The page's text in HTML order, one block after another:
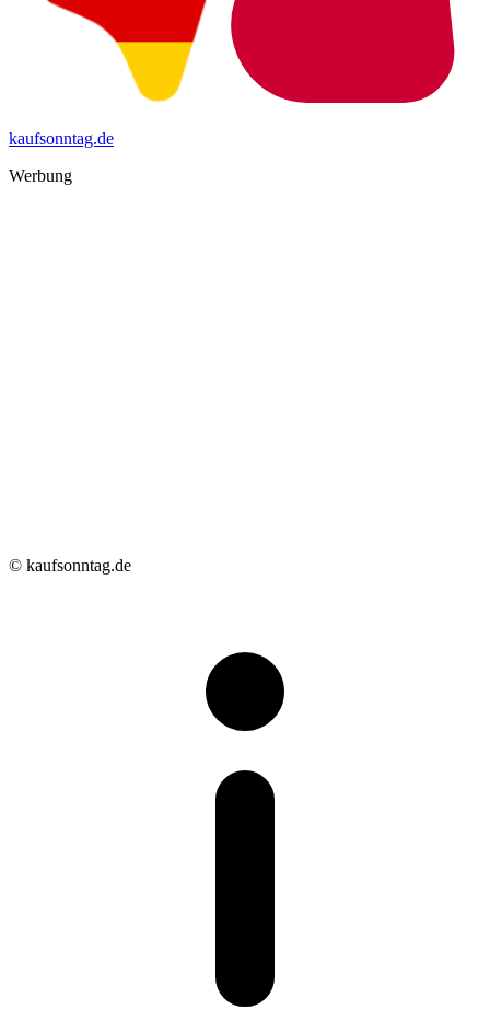
kaufsonntag.de
Werbung
© kaufsonntag.de